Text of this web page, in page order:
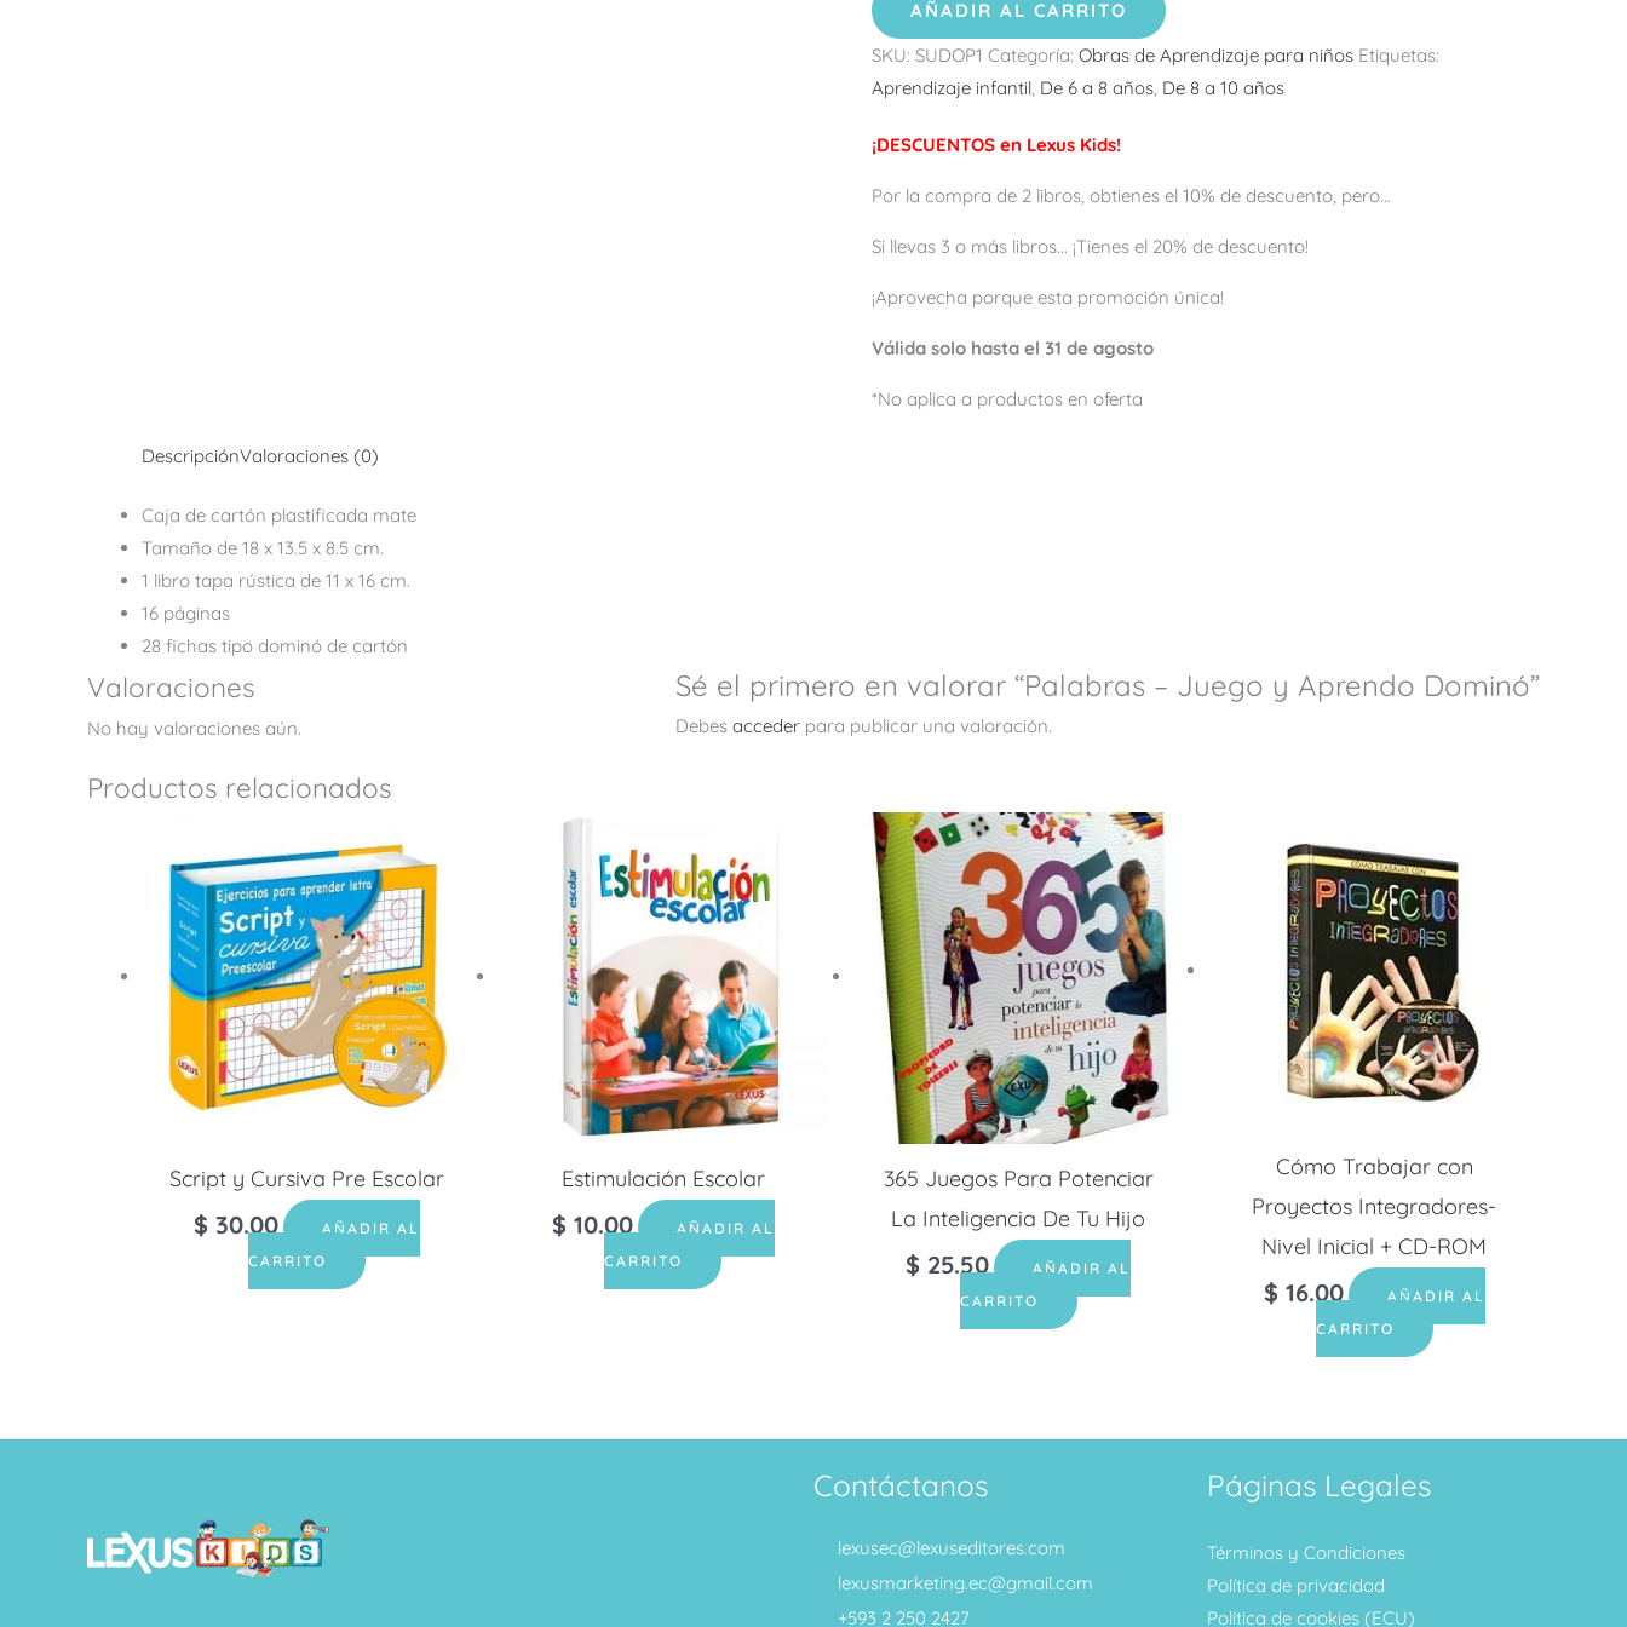
AÑADIR AL CARRITO
SKU: SUDOP1 Categoría: Obras de Aprendizaje para niños Etiquetas:
Aprendizaje infantil De 6 a 8 años De 8 a 10 años
¡DESCUENTOS en Lexus Kids!
Por la compra de 2 libros, obtienes el 10% de descuento, pero...
Si llevas 3 o más libros... ¡Tienes el 20% de descuento!
¡Aprovecha porque esta promoción única!
Válida solo hasta el 31 de agosto
*No aplica a productos en oferta
DescripciónValoraciones (0)
Caja de cartón plastificada mate
Tamaño de 18 x 13.5 x 8.5 cm.
1 libro tapa rústica de 11 x 16 cm.
16 páginas
28 fichas tipo dominó de cartón
Valoraciones
No hay valoraciones aún.
Sé el primero en valorar “Palabras – Juego y Aprendo Dominó”
Debes acceder para publicar una valoración.
Productos relacionados
Script y Cursiva Pre Escolar
$ 30.00
AÑADIR AL
CARRITO
Estimulación Escolar
$ 10.00
AÑADIR AL
CARRITO
365 Juegos Para Potenciar
La Inteligencia De Tu Hijo
$ 25.50
AÑADIR AL
CARRITO
Cómo Trabajar con
Proyectos Integradores-
Nivel Inicial + CD-ROM
$ 16.00
AÑADIR AL
CARRITO
Contáctanos
lexusec@lexuseditores.com
lexusmarketing.ec@gmail.com
+593 2 250 2427
Páginas Legales
Términos y Condiciones
Política de privacidad
Política de cookies (ECU)